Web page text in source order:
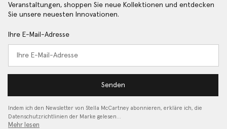
Veranstaltungen, shoppen Sie neue Kollektionen und entdecken
Sie unsere neuesten Innovationen.
Ihre E-Mail-Adresse
Senden
Indem ich den Newsletter von Stella McCartney abonnieren, erkläre ich, die
Datenschutzrichtlinien der Marke gelesen…
Mehr lesen